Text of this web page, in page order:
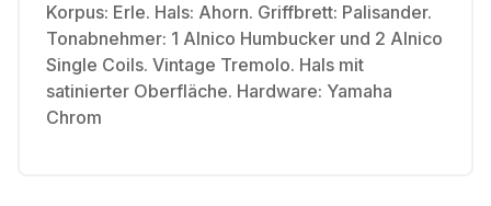
Korpus: Erle. Hals: Ahorn. Griffbrett: Palisander.
Tonabnehmer: 1 Alnico Humbucker und 2 Alnico
Single Coils. Vintage Tremolo. Hals mit
satinierter Oberfläche. Hardware: Yamaha
Chrom